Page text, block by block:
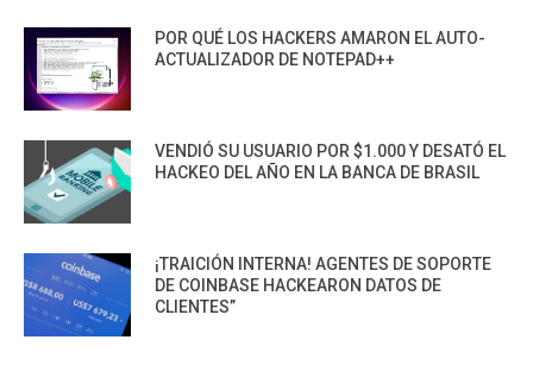
POR QUÉ LOS HACKERS AMARON EL AUTO-
ACTUALIZADOR DE NOTEPAD++
VENDIÓ SU USUARIO POR $1.000 Y DESATÓ EL
HACKEO DEL AÑO EN LA BANCA DE BRASIL
¡TRAICIÓN INTERNA! AGENTES DE SOPORTE
DE COINBASE HACKEARON DATOS DE
CLIENTES”